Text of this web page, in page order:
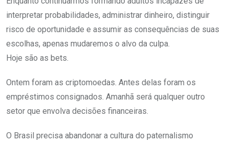
interpretar probabilidades, administrar dinheiro, distinguir
risco de oportunidade e assumir as consequências de suas
escolhas, apenas mudaremos o alvo da culpa.
Hoje são as bets.
Ontem foram as criptomoedas. Antes delas foram os
empréstimos consignados. Amanhã será qualquer outro
setor que envolva decisões financeiras.
O Brasil precisa abandonar a cultura do paternalismo